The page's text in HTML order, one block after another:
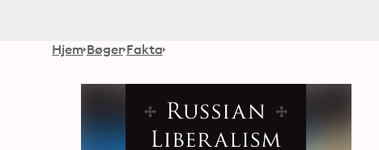
Hjem Bøger Fakta